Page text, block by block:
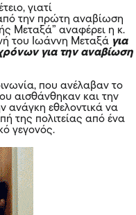
γιατί
την πρώτη αναβίωση
Μεταξά” αναφέρει η κ.
του Ιωάννη Μεταξά για
για την αναβίωση
που ανέλαβαν το
αισθάνθηκαν και την
ανάγκη εθελοντικά να
της πολιτείας από ένα
γεγονός.